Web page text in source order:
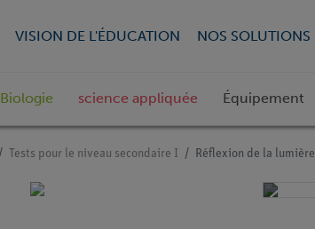
VISION DE L'ÉDUCATION NOS SOLUTIONS
Biologie science appliquée Équipement
Tests pour le niveau secondaire I Réflexion de la lumière